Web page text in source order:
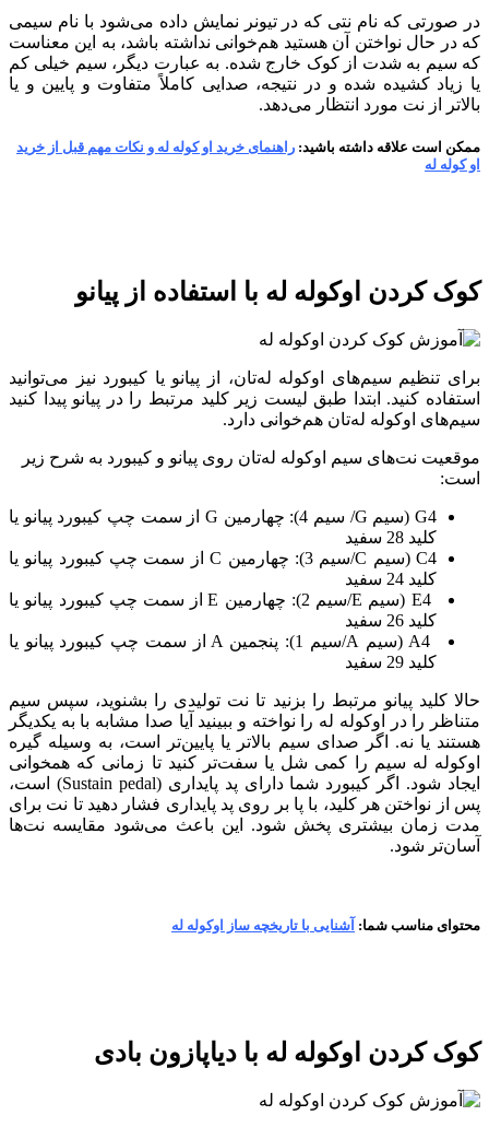
در صورتی که نام نتی که در تیونر نمایش داده می‌شود با نام سیمی
که در حال نواختن آن هستید هم‌خوانی نداشته باشد، به این معناست
که سیم به شدت از کوک خارج شده. به عبارت دیگر، سیم خیلی کم
یا زیاد کشیده شده و در نتیجه، صدایی کاملاً متفاوت و پایین‌ و یا
بالاتر از نت مورد انتظار می‌دهد.
ممکن است علاقه داشته باشید: راهنمای خرید او کوله له و نکات مهم قبل از خرید
او کوله له
کوک کردن اوکوله له با استفاده از پیانو
برای تنظیم سیم‌های اوکوله له‌تان، از پیانو یا کیبورد نیز می‌توانید
استفاده کنید. ابتدا طبق لیست زیر کلید مرتبط را در پیانو پیدا کنید
سیم‌های اوکوله له‌تان هم‌خوانی دارد.
موقعیت نت‌های سیم‌ اوکوله له‌تان روی پیانو و کیبورد به شرح زیر
است:
G4 (سیم G/ سیم 4): چهارمین G از سمت چپ کیبورد پیانو یا
کلید 28 سفید
C4 (سیم C/سیم 3): چهارمین C از سمت چپ کیبورد پیانو یا
کلید 24 سفید
E4 (سیم E/سیم 2): چهارمین E از سمت چپ کیبورد پیانو یا
کلید 26 سفید
A4 (سیم A/سیم 1): پنجمین A از سمت چپ کیبورد پیانو یا
کلید 29 سفید
حالا کلید پیانو مرتبط را بزنید تا نت تولیدی را بشنوید، سپس سیم
متناظر را در اوکوله له را نواخته و ببینید آیا صدا مشابه با به یکدیگر
هستند یا نه. اگر صدای سیم بالاتر یا پایین‌تر است، به وسیله گیره
اوکوله له سیم را کمی شل‌ یا سفت‌تر کنید تا زمانی که همخوانی
ایجاد شود. اگر کیبورد شما دارای پد پایداری (Sustain pedal) است،
پس از نواختن هر کلید، با پا بر روی پد پایداری فشار دهید تا نت برای
مدت زمان بیشتری پخش شود. این باعث می‌شود مقایسه نت‌ها
آسان‌تر شود.
محتوای مناسب شما: آشنایی با تاریخچه ساز اوکوله له
کوک کردن اوکوله له با دیاپازون بادی